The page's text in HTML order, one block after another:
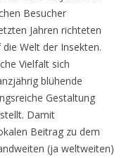
Besucher
Jahren richteten
Welt der Insekten.
Vielfalt sich
blühende
Gestaltung
Damit
Beitrag zu dem
(ja weltweiten)